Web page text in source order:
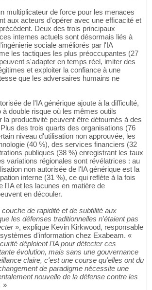
multiplicateur de force pour les menaces
aux acteurs d'opérer avec une efficacité et
Deux des trois principaux
internes actuels sont désormais liés à
sociale améliorés par l'IA
les tactiques les plus préoccupantes (27
s'adapter en temps réel, imiter des
et exploiter la confiance à une
que les adversaires humains ne
de l'IA générique ajoute à la difficulté,
double risque où les mêmes outils
la productivité peuvent être détournés à des
des trois quarts des organisations (76
niveau d'utilisation non approuvée, les
(40 %), des services financiers (32
publiques (38 %) enregistrant les taux
variations régionales sont révélatrices : au
non autorisée de l'IA générique est la
interne (31 %), ce qui reflète à la fois
l'IA et les lacunes en matière de
en découler.
de rapidité et de subtilité aux
les défenses traditionnelles n'étaient pas
», explique Kevin Kirkwood, responsable
d'information chez Exabeam. «
déploient l'IA pour détecter ces
évolution, mais sans une gouvernance
claire, c'est une course qu'elles ont du
de paradigme nécessite une
nouvelle de la défense contre les
»